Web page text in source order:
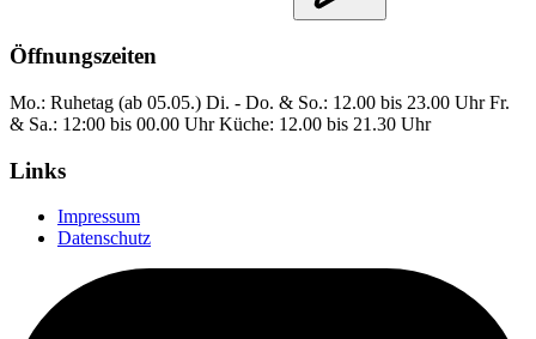
Öffnungszeiten
Mo.: Ruhetag (ab 05.05.) Di. - Do. & So.: 12.00 bis 23.00 Uhr Fr.
& Sa.: 12:00 bis 00.00 Uhr Küche: 12.00 bis 21.30 Uhr
Links
Impressum
Datenschutz